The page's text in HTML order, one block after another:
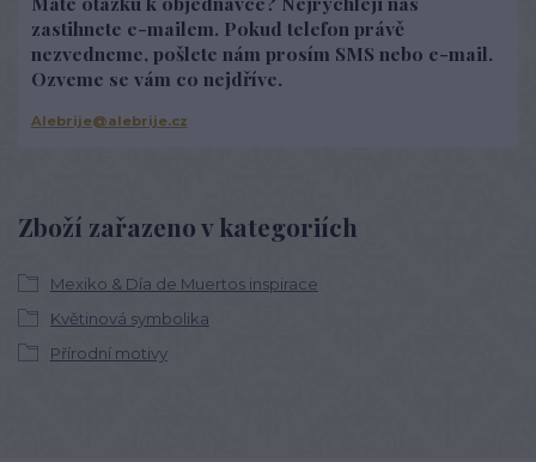
Zboží zařazeno v kategoriích
Mexiko & Día de Muertos inspirace
Květinová symbolika
Přírodní motivy
zastihnete e-mailem. Pokud telefon právě
nezvedneme, pošlete nám prosím SMS nebo e-mail.
Ozveme se vám co nejdříve.
Alebrije@alebrije.cz